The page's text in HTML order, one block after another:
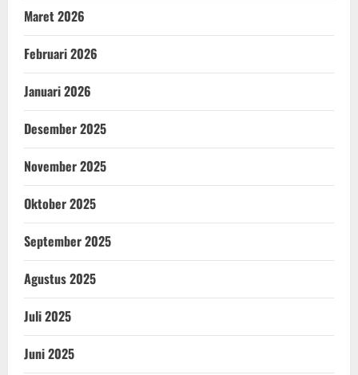
Maret 2026
Februari 2026
Januari 2026
Desember 2025
November 2025
Oktober 2025
September 2025
Agustus 2025
Juli 2025
Juni 2025